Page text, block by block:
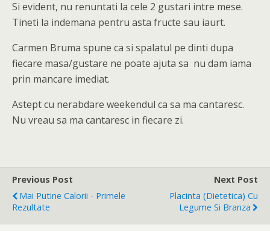
Si evident, nu renuntati la cele 2 gustari intre mese.
Tineti la indemana pentru asta fructe sau iaurt.
Carmen Bruma spune ca si spalatul pe dinti dupa
fiecare masa/gustare ne poate ajuta sa nu dam iama
prin mancare imediat.
Astept cu nerabdare weekendul ca sa ma cantaresc.
Nu vreau sa ma cantaresc in fiecare zi.
Previous Post
Mai Putine Calorii - Primele
Rezultate
Next Post
Placinta (dietetica) Cu
Legume Si Branza